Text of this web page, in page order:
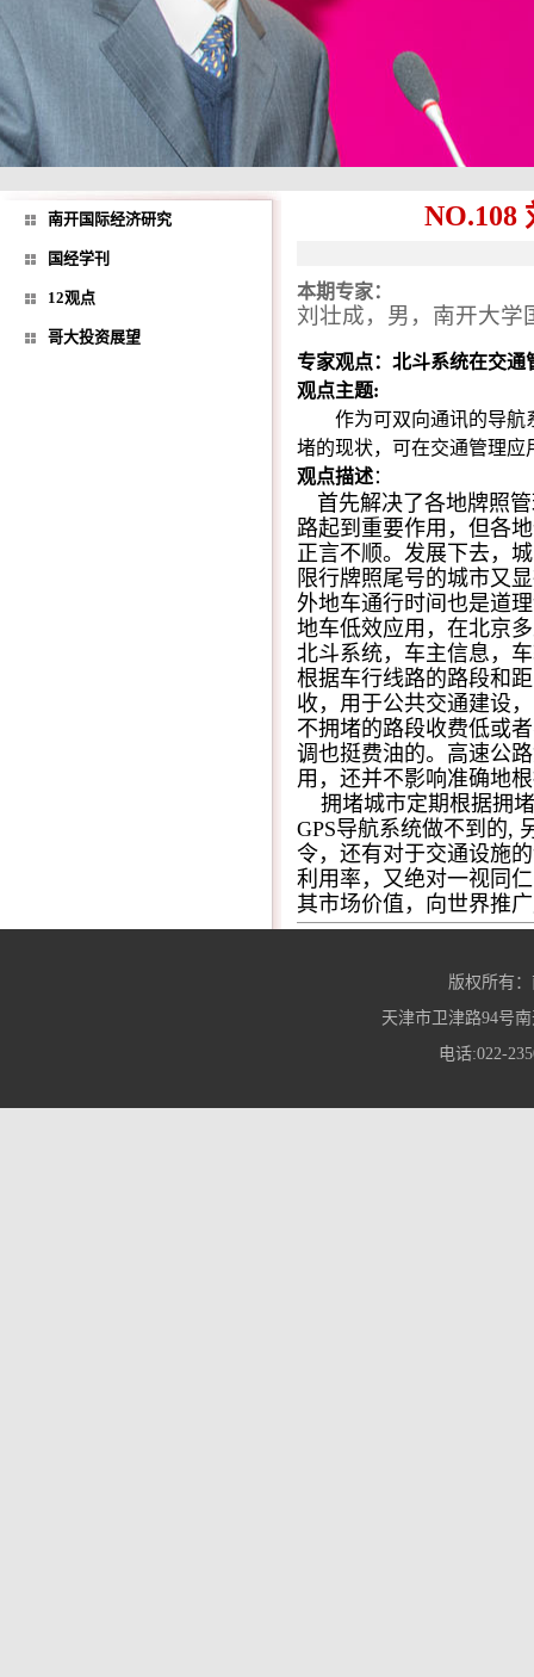
南开国际经济研究
国经学刊
12观点
哥大投资展望
NO.108
本期专家：
刘壮成，男，南开大学
专家观点：北斗系统在交通
观点主题:
作为可双向通讯的导航
堵的现状，可在交通管理应
观点描述：
首先解决了各地牌照
路起到重要作用，但各
正言不顺。发展下去，
限行牌照尾号的城市又
外地车通行时间也是道
地车低效应用，在北京
北斗系统，车主信息，
根据车行线路的路段和
收，用于公共交通建设
不拥堵的路段收费低或
调也挺费油的。高速公
用，还并不影响准确地
拥堵城市定期根据拥
GPS导航系统做不到的,
令，还有对于交通设施
利用率，又绝对一视同
其市场价值，向世界推
版权所有
天津市卫津路94号
电话:022-